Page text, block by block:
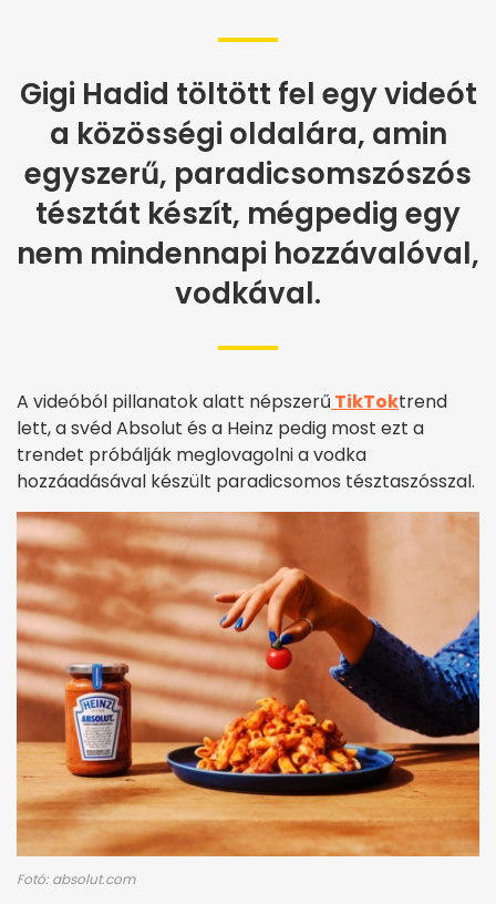
Gigi Hadid töltött fel egy videót
a közösségi oldalára, amin
egyszerű, paradicsomszószós
tésztát készít, mégpedig egy
nem mindennapi hozzávalóval,
vodkával.
A videóból pillanatok alatt népszerű TikToktrend
lett, a svéd Absolut és a Heinz pedig most ezt a
trendet próbálják meglovagolni a vodka
hozzáadásával készült paradicsomos tésztaszósszal.
Fotó: absolut.com